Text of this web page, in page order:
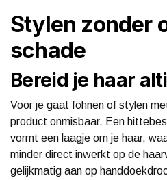
Stylen zonder
schade
Bereid je haar
Voor je gaat föhnen of stylen
product onmisbaar. Een
vormt een laagje om je haar,
minder direct inwerkt op de
gelijkmatig aan op